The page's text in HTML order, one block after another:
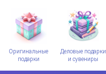
Оригинальные
подарки
Деловые подарки
и сувениры